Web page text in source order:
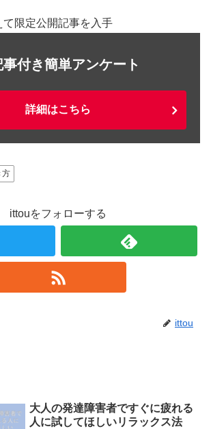
限定公開記事を入手
付き簡単アンケート
詳細はこちら
方
ittouをフォローする
ittou
大人の発達障害者ですぐに疲れる
人に試してほしいリラックス法